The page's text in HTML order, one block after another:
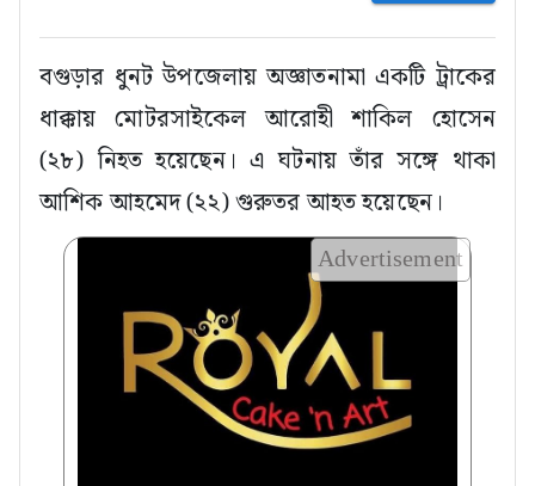
বগুড়ার ধুনট উপজেলায় অজ্ঞাতনামা একটি ট্রাকের
ধাক্কায় মোটরসাইকেল আরোহী শাকিল হোসেন
(২৮) নিহত হয়েছেন। এ ঘটনায় তাঁর সঙ্গে থাকা
আশিক আহমেদ (২২) গুরুতর আহত হয়েছেন।
Advertisement